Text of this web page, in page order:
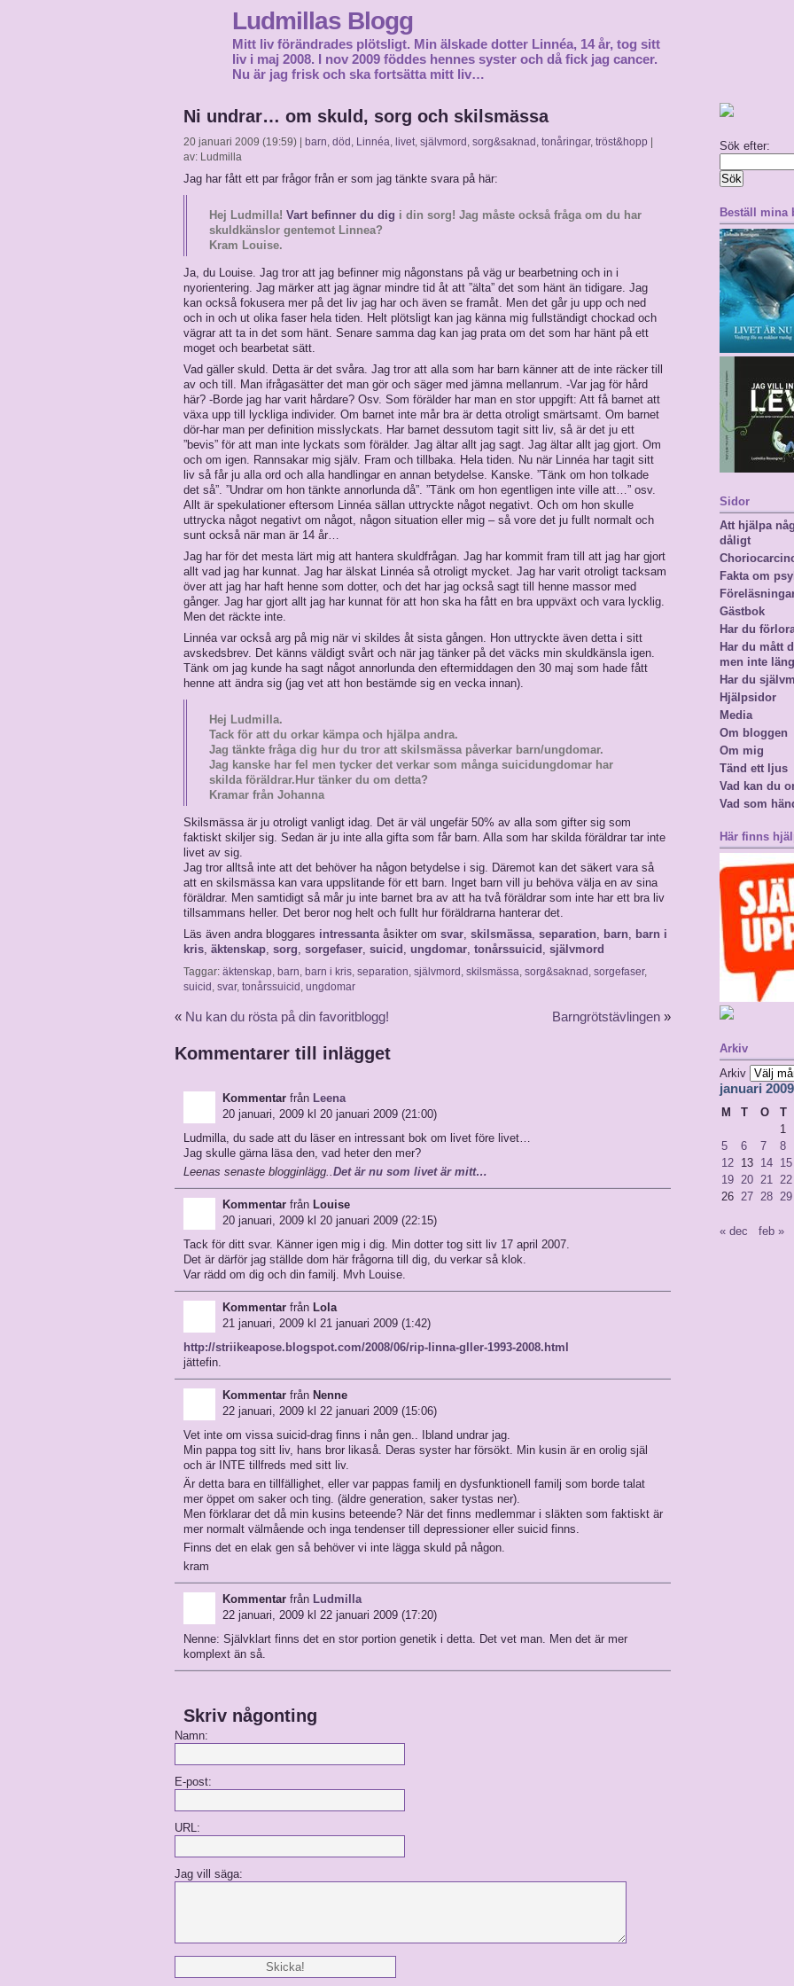
Ludmillas Blogg
Mitt liv förändrades plötsligt. Min älskade dotter Linnéa, 14 år, tog sitt
liv i maj 2008. I nov 2009 föddes hennes syster och då fick jag cancer.
Nu är jag frisk och ska fortsätta mitt liv…
Ni undrar… om skuld, sorg och skilsmässa
20 januari 2009 (19:59) | barn, död , Linnéa, livet, självmord , sorg&saknad , tonåringar, tröst&hopp
av: Ludmilla
Jag har fått ett par frågor från er som jag tänkte svara på här:
Hej Ludmilla! Vart befinner du dig i din sorg! Jag måste också fråga om du har
skuldkänslor gentemot Linnea?
Kram Louise.
Ja, du Louise. Jag tror att jag befinner mig någonstans på väg ur bearbetning och in i
nyorientering. Jag märker att jag ägnar mindre tid åt att ”älta” det som hänt än tidigare. Jag
kan också fokusera mer på det liv jag har och även se framåt. Men det går ju upp och ned
och in och ut olika faser hela tiden. Helt plötsligt kan jag känna mig fullständigt chockad och
vägrar att ta in det som hänt. Senare samma dag kan jag prata om det som har hänt på ett
moget och bearbetat sätt.
Vad gäller skuld. Detta är det svåra. Jag tror att alla som har barn känner att de inte räcker till
av och till. Man ifrågasätter det man gör och säger med jämna mellanrum. -Var jag för hård
här? -Borde jag har varit hårdare? Osv. Som förälder har man en stor uppgift: Att få barnet att
växa upp till lyckliga individer. Om barnet inte mår bra är detta otroligt smärtsamt. Om barnet
dör-har man per definition misslyckats. Har barnet dessutom tagit sitt liv, så är det ju ett
”bevis” för att man inte lyckats som förälder. Jag ältar allt jag sagt. Jag ältar allt jag gjort. Om
och om igen. Rannsakar mig själv. Fram och tillbaka. Hela tiden. Nu när Linnéa har tagit sitt
liv så får ju alla ord och alla handlingar en annan betydelse. Kanske. ”Tänk om hon tolkade
det så”. ”Undrar om hon tänkte annorlunda då”. ”Tänk om hon egentligen inte ville att…” osv.
Allt är spekulationer eftersom Linnéa sällan uttryckte något negativt. Och om hon skulle
uttrycka något negativt om något, någon situation eller mig – så vore det ju fullt normalt och
sunt också när man är 14 år…
Jag har för det mesta lärt mig att hantera skuldfrågan. Jag har kommit fram till att jag har gjort
allt vad jag har kunnat. Jag har älskat Linnéa så otroligt mycket. Jag har varit otroligt tacksam
över att jag har haft henne som dotter, och det har jag också sagt till henne massor med
gånger. Jag har gjort allt jag har kunnat för att hon ska ha fått en bra uppväxt och vara lycklig.
Men det räckte inte.
Linnéa var också arg på mig när vi skildes åt sista gången. Hon uttryckte även detta i sitt
avskedsbrev. Det känns väldigt svårt och när jag tänker på det väcks min skuldkänsla igen.
Tänk om jag kunde ha sagt något annorlunda den eftermiddagen den 30 maj som hade fått
henne att ändra sig (jag vet att hon bestämde sig en vecka innan).
Hej Ludmilla.
Tack för att du orkar kämpa och hjälpa andra.
Jag tänkte fråga dig hur du tror att skilsmässa påverkar barn/ungdomar.
Jag kanske har fel men tycker det verkar som många suicidungdomar har
skilda föräldrar.Hur tänker du om detta?
Kramar från Johanna
Skilsmässa är ju otroligt vanligt idag. Det är väl ungefär 50% av alla som gifter sig som
faktiskt skiljer sig. Sedan är ju inte alla gifta som får barn. Alla som har skilda föräldrar tar inte
livet av sig.
Jag tror alltså inte att det behöver ha någon betydelse i sig. Däremot kan det säkert vara så
att en skilsmässa kan vara uppslitande för ett barn. Inget barn vill ju behöva välja en av sina
föräldrar. Men samtidigt så mår ju inte barnet bra av att ha två föräldrar som inte har ett bra liv
tillsammans heller. Det beror nog helt och fullt hur föräldrarna hanterar det.
Läs även andra bloggares intressanta åsikter om svar, skilsmässa, separation, barn, barn i
kris, äktenskap, sorg, sorgefaser, suicid , ungdomar, tonårssuicid , självmord
Taggar: äktenskap, barn, barn i kris, separation, självmord , skilsmässa, sorg&saknad , sorgefaser,
suicid , svar, tonårssuicid , ungdomar
« Nu kan du rösta på din favoritblogg! Barngrötstävlingen »
Kommentarer till inlägget
Kommentar från Leena
20 januari, 2009 kl 20 januari 2009 (21:00)
Ludmilla, du sade att du läser en intressant bok om livet före livet…
Jag skulle gärna läsa den, vad heter den mer?
Leenas senaste blogginlägg..Det är nu som livet är mitt…
Kommentar från Louise
20 januari, 2009 kl 20 januari 2009 (22:15)
Tack för ditt svar. Känner igen mig i dig. Min dotter tog sitt liv 17 april 2007.
Det är därför jag ställde dom här frågorna till dig, du verkar så klok.
Var rädd om dig och din familj. Mvh Louise.
Kommentar från Lola
21 januari, 2009 kl 21 januari 2009 (1:42)
http://striikeapose.blogspot.com/2008/06/rip-linna-gller-1993-2008.html
jättefin.
Kommentar från Nenne
22 januari, 2009 kl 22 januari 2009 (15:06)
Vet inte om vissa suicid-drag finns i nån gen.. Ibland undrar jag.
Min pappa tog sitt liv, hans bror likaså. Deras syster har försökt. Min kusin är en orolig själ
och är INTE tillfreds med sitt liv.
Är detta bara en tillfällighet, eller var pappas familj en dysfunktionell familj som borde talat
mer öppet om saker och ting. (äldre generation, saker tystas ner).
Men förklarar det då min kusins beteende? När det finns medlemmar i släkten som faktiskt är
mer normalt välmående och inga tendenser till depressioner eller suicid finns.
Finns det en elak gen så behöver vi inte lägga skuld på någon.
kram
Kommentar från Ludmilla
22 januari, 2009 kl 22 januari 2009 (17:20)
Nenne: Självklart finns det en stor portion genetik i detta. Det vet man. Men det är mer
komplext än så.
Skriv någonting
Namn:
E-post:
URL:
Jag vill säga:
Sök efter:
Beställ mina
Sidor
Att hjälpa
dåligt
Fakta om
Gästbok
Har du
Har du mått
men inte
Har du
Hjälpsidor
Media
Om bloggen
Om mig
Tänd ett ljus
Vad kan du
Vad som
Här finns
Arkiv
Arkiv
januari 2009
M T O T
1
5
6 7 8
12 13 14 15
19 20 21 22
26 27 28 29
« dec feb »